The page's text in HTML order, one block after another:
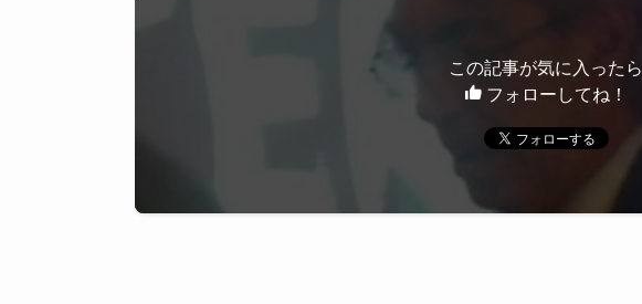
この記事が気に入ったら
フォローしてね！